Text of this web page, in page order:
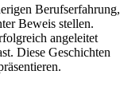
Berufserfahrung,
Beweis stellen.
angeleitet
Diese Geschichten